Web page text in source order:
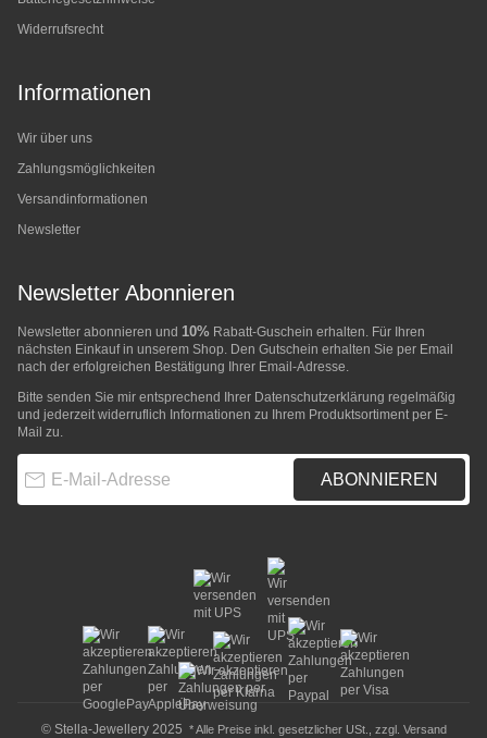
Widerrufsrecht
Informationen
Wir über uns
Zahlungsmöglichkeiten
Versandinformationen
Newsletter
Newsletter Abonnieren
Newsletter abonnieren und 10% Rabatt-Guschein erhalten. Für Ihren
nächsten Einkauf in unserem Shop. Den Gutschein erhalten Sie per Email
nach der erfolgreichen Bestätigung Ihrer Email-Adresse.
Bitte senden Sie mir entsprechend Ihrer Datenschutzerklärung regelmäßig
und jederzeit widerruflich Informationen zu Ihrem Produktsortiment per E-
Mail zu.
ABONNIEREN
© Stella-Jewellery 2025 * Alle Preise inkl. gesetzlicher USt., zzgl. Versand